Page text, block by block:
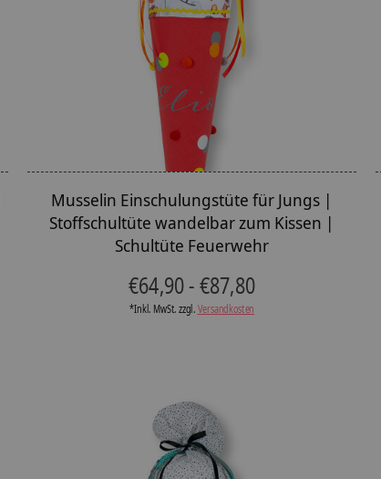
Musselin Einschulungstüte für Jungs |
Stoffschultüte wandelbar zum Kissen |
Schultüte Feuerwehr
€64,90 - €87,80
*Inkl. MwSt. zzgl.Versandkosten